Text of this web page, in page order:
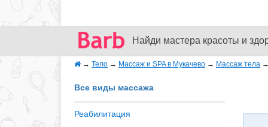
Найди мастера красоты и
→ Тело → Массаж и SPA в Мукачево → Массаж тела
Все виды массажа
Реабилитация